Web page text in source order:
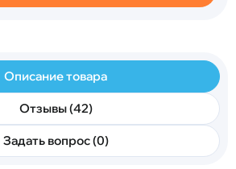
Описание товара
Отзывы (42)
Задать вопрос (0)